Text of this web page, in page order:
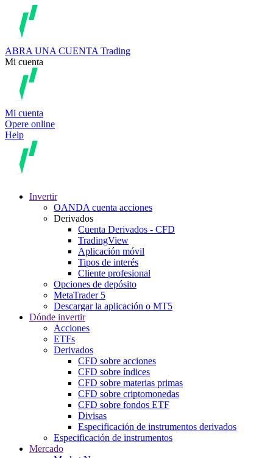
ABRA UNA CUENTA Trading
Mi cuenta
Mi cuenta
Opere online
Help
Invertir
OANDA cuenta acciones
Derivados
Cuenta Derivados - CFD
TradingView
Aplicación móvil
Tipos de interés
Cliente profesional
Opciones de depósito
MetaTrader 5
Descargar la aplicación o MT5
Dónde invertir
Acciones
ETFs
Derivados
CFD sobre acciones
CFD sobre índices
CFD sobre materias primas
CFD sobre criptomonedas
CFD sobre fondos ETF
Divisas
Especificación de instrumentos derivados
Especificación de instrumentos
Mercado